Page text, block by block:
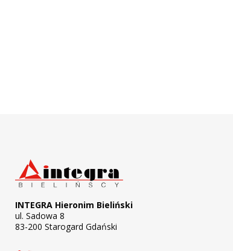
INTEGRA Hieronim Bieliński
ul. Sadowa 8
83-200 Starogard Gdański